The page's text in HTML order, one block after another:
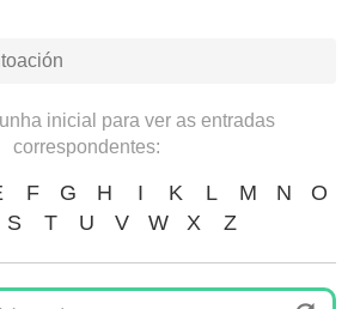
inicial para ver as entradas
correspondentes:
F G H I K L M N
O
S T U V W X Z